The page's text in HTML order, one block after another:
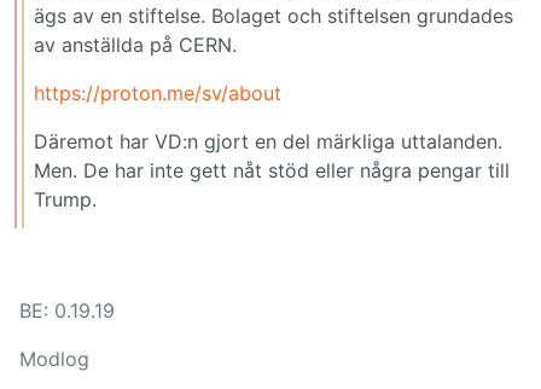
ägs av en stiftelse. Bolaget och stiftelsen grundades
av anställda på CERN.
https://proton.me/sv/about
Däremot har VD:n gjort en del märkliga uttalanden.
Men. De har inte gett nåt stöd eller några pengar till
Trump.
BE: 0.19.19
Modlog